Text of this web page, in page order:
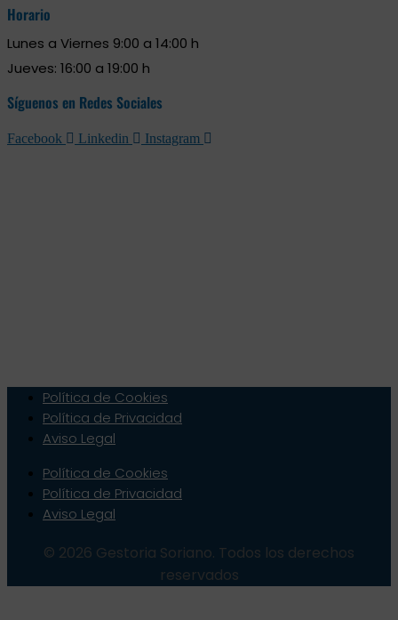
Horario
Lunes a Viernes 9:00 a 14:00 h
Jueves: 16:00 a 19:00 h
Síguenos en Redes Sociales
Facebook Linkedin Instagram
Política de Cookies
Política de Privacidad
Aviso Legal
Política de Cookies
Política de Privacidad
Aviso Legal
© 2026 Gestoria Soriano. Todos los derechos
reservados